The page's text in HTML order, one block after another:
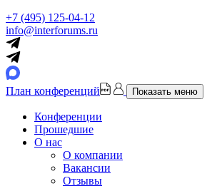
+7 (495) 125-04-12
info@interforums.ru
План конференций Показать меню
Конференции
Прошедшие
О нас
О компании
Вакансии
Отзывы